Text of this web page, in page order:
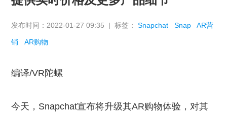
发布时间：2022-01-27 09:35 | 标签：Snapchat Snap AR营
销 AR购物
编译/VR陀螺
今天，Snapchat宣布将升级其AR购物体验，对其